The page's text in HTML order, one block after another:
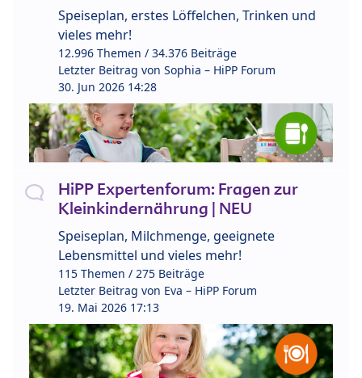
Speiseplan, erstes Löffelchen, Trinken und
vieles mehr!
12.996 Themen / 34.376 Beiträge
Letzter Beitrag von Sophia – HiPP Forum
30. Jun 2026 14:28
HiPP Expertenforum: Fragen zur
Kleinkindernährung | NEU
Speiseplan, Milchmenge, geeignete
Lebensmittel und vieles mehr!
115 Themen / 275 Beiträge
Letzter Beitrag von Eva – HiPP Forum
19. Mai 2026 17:13